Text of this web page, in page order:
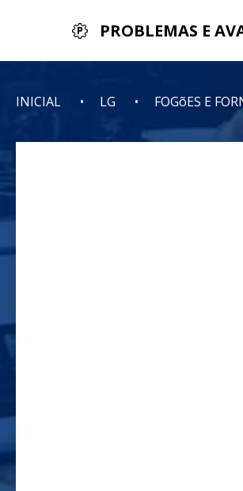
PROBLEMAS E
INICIAL LG FOGõES E